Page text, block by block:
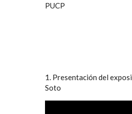
PUCP
1. Presentación del
Soto